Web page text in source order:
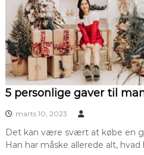
5 personlige gaver til
marts 10, 2023
Det kan være svært at købe en
Han har måske allerede alt, hvad